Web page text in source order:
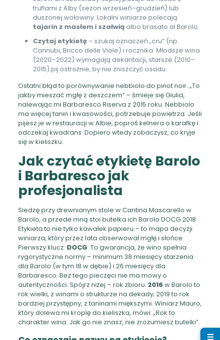
truflami z Alby (sezon wrzesień–grudzień) lub
duszonej wołowiny. Lokalni winiarze polecają
tajarin z masłem i szałwią albo brasato al Barolo.
Czytaj etykietę– szukaj oznaczeń „cru” (np.
Cannubi, Bricco delle Viole) i rocznika. Młodsze wina
(2020–2022) wymagają dekantacji, starsze (2010–
2015) pij ostrożnie, by nie zniszczyć osadu.
Ostatni błąd to porównywanie nebbiolo do pinot noir. „To
jakby mieszać mgłę z deszczem” – śmieje się Giulia,
nalewając mi Barbaresco Riserva z 2015 roku. Nebbiolo
ma więcej tanin i kwasowości, potrzebuje powietrza. Jeśli
pijesz je w restauracji w Albie, poproś kelnera o karafkę i
odczekaj kwadrans. Dopiero wtedy zobaczysz, co kryje
się w kieliszku.
Jak czytać etykietę Barolo
i Barbaresco jak
profesjonalista
Siedzę przy drewnianym stole w Cantina Mascarello w
Barolo, a przede mną stoi butelka ich Barolo DOCG 2018.
Etykieta to nie tylko kawałek papieru – to mapa decyzji
winiarza, który przez lata obserwował mgłę i słońce.
Pierwszy klucz: DOCG. To gwarancja, że wino spełnia
rygorystyczne normy – minimum 38 miesięcy starzenia
dla Barolo (w tym 18 w dębie) i 26 miesięcy dla
Barbaresco. Bez tego pieczęci nie ma mowy o
autentyczności. Spójrz niżej – rok zbioru. 2016 w Barolo to
rok wielki, z winami o strukturze na dekady; 2019 to rok
bardziej przystępny, z taninami miększymi. Winiarz Mauro,
który dolewa mi kroplę do kieliszka, mówi: „Rok to
charakter wina. Jak go nie znasz, nie zrozumiesz butelki”.
☰